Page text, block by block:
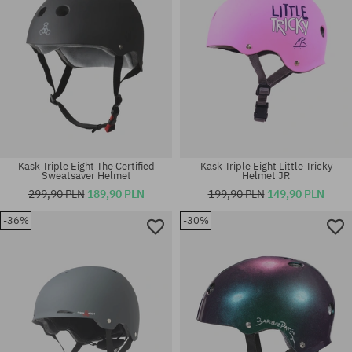
Dostępne rozmiary:
Dostępne rozmiary:
Kask Triple Eight The Certified
Sweatsaver Helmet
299,90 PLN 189,90 PLN
Kask Triple Eight Little Tricky
Helmet JR
199,90 PLN 149,90 PLN
-36% -30%